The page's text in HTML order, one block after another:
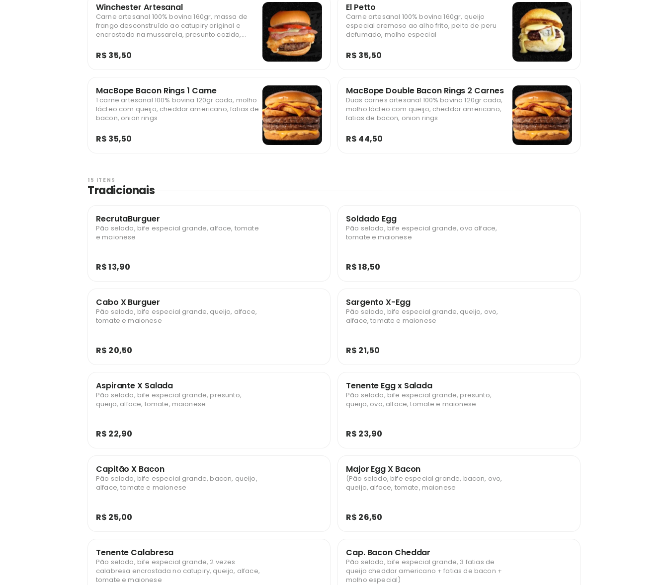
Winchester Artesanal
Carne artesanal 100% bovina 160gr, massa de
frango desconstruído ao catupiry original e
encrostado na mussarela, presunto cozido,
especial
R$ 35,50
El Petto
Carne artesanal 100% bovina 160gr, queijo
especial cremoso ao alho frito, peito de peru
defumado, molho especial
R$ 35,50
MacBope Bacon Rings 1 Carne
1 carne artesanal 100% bovina 120gr cada, molho
lácteo com queijo, cheddar americano, fatias de
bacon, onion rings
R$ 35,50
MacBope Double Bacon Rings 2 Carnes
Duas carnes artesanal 100% bovina 120gr cada,
molho lácteo com queijo, cheddar americano,
fatias de bacon, onion rings
R$ 44,50
15 ITENS
Tradicionais
RecrutaBurguer
Pão selado, bife especial grande, alface, tomate
e maionese
R$ 13,90
Soldado Egg
Pão selado, bife especial grande, ovo alface,
tomate e maionese
R$ 18,50
Cabo X Burguer
Pão selado, bife especial grande, queijo, alface,
tomate e maionese
R$ 20,50
Sargento X-Egg
Pão selado, bife especial grande, queijo, ovo,
alface, tomate e maionese
R$ 21,50
Aspirante X Salada
Pão selado, bife especial grande, presunto,
queijo, alface, tomate, maionese
R$ 22,90
Tenente Egg x Salada
Pão selado, bife especial grande, presunto,
queijo, ovo, alface, tomate e maionese
R$ 23,90
Capitão X Bacon
Pão selado, bife especial grande, bacon, queijo,
alface, tomate e maionese
R$ 25,00
Major Egg X Bacon
(Pão selado, bife especial grande, bacon, ovo,
queijo, alface, tomate, maionese
R$ 26,50
Tenente Calabresa
Pão selado, bife especial grande, 2 vezes
calabresa encrostada no catupiry, queijo, alface,
tomate e maionese
Cap. Bacon Cheddar
Pão selado, bife especial grande, 3 fatias de
queijo cheddar americano + fatias de bacon +
molho especial)